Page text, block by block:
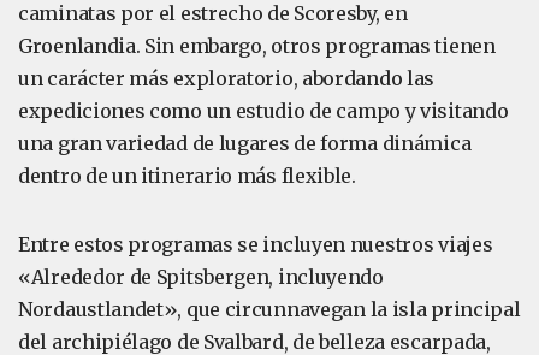
caminatas por el estrecho de Scoresby, en
Groenlandia. Sin embargo, otros programas tienen
un carácter más exploratorio, abordando las
expediciones como un estudio de campo y visitando
una gran variedad de lugares de forma dinámica
dentro de un itinerario más flexible.
Entre estos programas se incluyen nuestros viajes
«Alrededor de Spitsbergen, incluyendo
Nordaustlandet», que circunnavegan la isla principal
del archipiélago de Svalbard, de belleza escarpada,